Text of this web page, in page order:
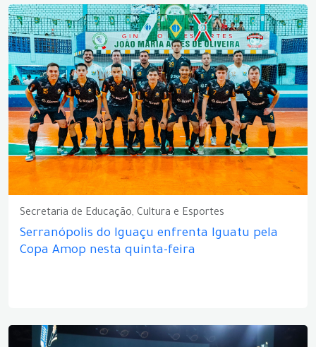
Secretaria de Educação, Cultura e Esportes
Serranópolis do Iguaçu enfrenta Iguatu pela
Copa Amop nesta quinta-feira